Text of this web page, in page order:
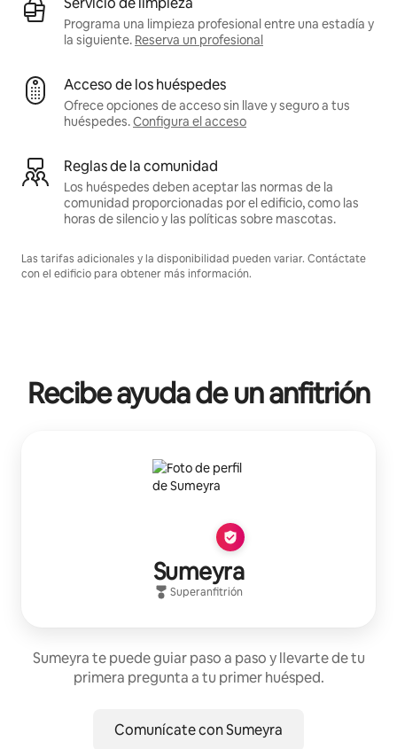
Programa una limpieza profesional entre una estadía y
la siguiente. Reserva un profesional
Acceso de los huéspedes
Ofrece opciones de acceso sin llave y seguro a tus
huéspedes.Configura el acceso
Reglas de la comunidad
Los huéspedes deben aceptar las normas de la
comunidad proporcionadas por el edificio, como las
horas de silencio y las políticas sobre mascotas.
Las tarifas adicionales y la disponibilidad pueden variar. Contáctate
con el edificio para obtener más información.
Recibe ayuda de un anfitrión
Sumeyra
Superanfitrión
Sumeyra te puede guiar paso a paso y llevarte de tu
primera pregunta a tu primer huésped.
Comunícate con Sumeyra